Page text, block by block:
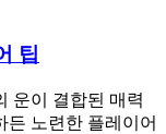
팁
운이 결합된 매력
든 노련한 플레이어